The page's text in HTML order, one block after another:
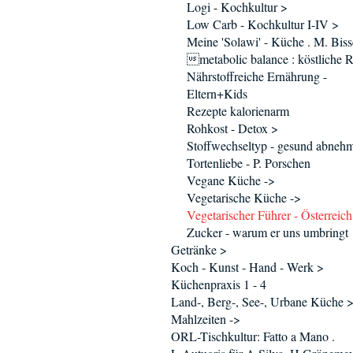
Logi - Kochkultur >
Low Carb - Kochkultur I-IV >
Meine 'Solawi' - Küche . M.
metabolic balance : köstliche
Nährstoffreiche Ernährung -
Eltern+Kids
Rezepte kalorienarm
Rohkost - Detox >
Stoffwechseltyp - gesund
Tortenliebe - P. Porschen
Vegane Küche ->
Vegetarische Küche ->
Vegetarischer Führer - Österreich
Zucker - warum er uns umbringt
Getränke >
Koch - Kunst - Hand - Werk >
Küchenpraxis 1 - 4
Land-, Berg-, See-, Urbane Küche >
Mahlzeiten ->
ORL-Tischkultur: Fatto a Mano .